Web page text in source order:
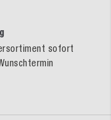
sofort